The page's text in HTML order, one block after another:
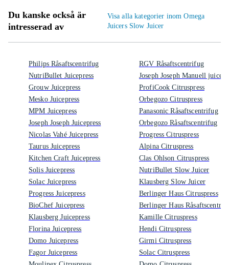
Du kanske också är
intresserad av
Visa alla kategorier inom Omega
Juicers Slow Juicer
Philips Råsaftscentrifug
NutriBullet Juicepress
Grouw Juicepress
Mesko Juicepress
MPM Juicepress
Joseph Joseph Juicepress
Nicolas Vahé Juicepress
Taurus Juicepress
Kitchen Craft Juicepress
Solis Juicepress
Solac Juicepress
Progress Juicepress
BioChef Juicepress
Klausberg Juicepress
Florina Juicepress
Domo Juicepress
Fagor Juicepress
RGV Råsaftscentrifug
Joseph Joseph Manuell
ProfiCook Citruspress
Orbegozo Citruspress
Panasonic Råsaftscentrifug
Orbegozo Råsaftscentrifug
Progress Citruspress
Alpina Citruspress
Clas Ohlson Citruspress
NutriBullet Slow Juicer
Klausberg Slow Juicer
Berlinger Haus Citruspress
Berlinger Haus
Kamille Citruspress
Hendi Citruspress
Girmi Citruspress
Solac Citruspress